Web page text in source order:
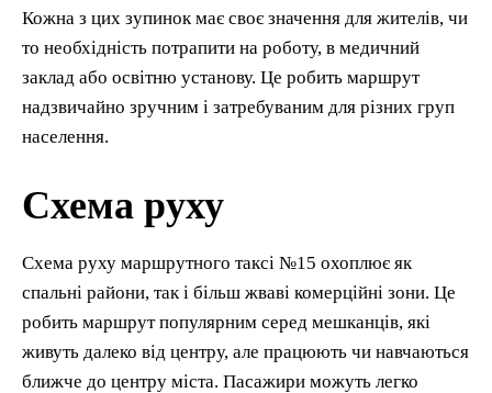
Кожна з цих зупинок має своє значення для жителів, чи
то необхідність потрапити на роботу, в медичний
заклад або освітню установу. Це робить маршрут
надзвичайно зручним і затребуваним для різних груп
населення.
Схема руху
Схема руху маршрутного таксі №15 охоплює як
спальні райони, так і більш жваві комерційні зони. Це
робить маршрут популярним серед мешканців, які
живуть далеко від центру, але працюють чи навчаються
ближче до центру міста. Пасажири можуть легко